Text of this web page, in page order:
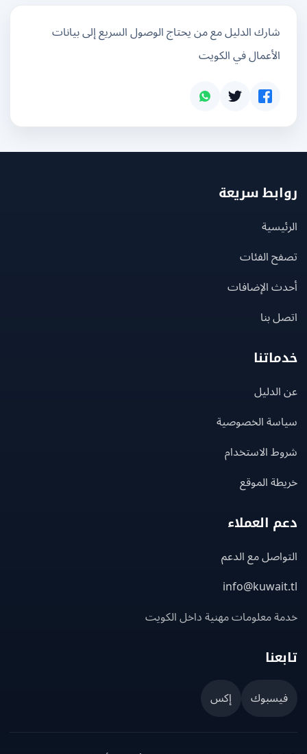
شارك الدليل مع من يحتاج الوصول السريع إلى بيانات
الأعمال في الكويت
سريعة
الفئات
الإضافات
بنا
الخصوصية
الاستخدام
الموقع
العملاء
مع الدعم
معلومات مهنية داخل الكويت
إكس